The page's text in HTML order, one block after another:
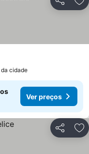
Partilhar
cidade
Ver preços
Partilhar